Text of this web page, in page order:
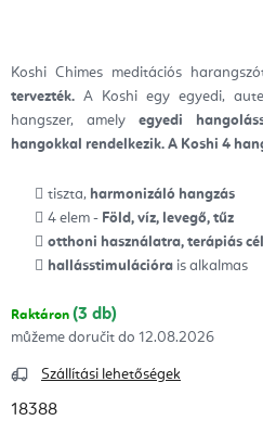
Koshi Chimes meditációs
tervezték. A Koshi egy egyedi,
hangszer, amely egyedi
hangokkal rendelkezik. A Koshi 4
tiszta, harmonizáló hangzás
4 elem - Föld, víz, levegő, tűz
otthoni használatra, terápiás
hallásstimulációra is alkalmas
Raktáron (3 db)
12.08.2026
Szállítási lehetőségek
18388